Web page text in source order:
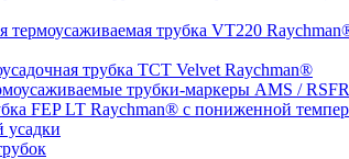
трубка TCT Velvet Raychman®
трубки-маркеры AMS / RSFR
усадки